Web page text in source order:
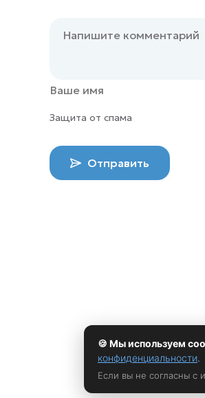
Защита от спама
Отправить
🍪 Мы используем
конфиденциальности.
Если вы не согласны с